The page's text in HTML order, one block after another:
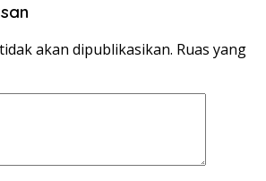
akan dipublikasikan. Ruas yang